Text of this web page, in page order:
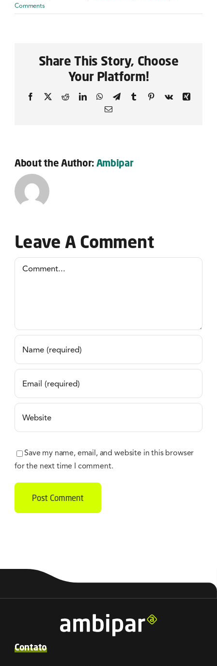
Comments
Share This Story, Choose
Your Platform!
Facebook
X RedditLinkedInWhatsApp
TelegramTumblr PinterestVk
Xing
Email
About the Author: Ambipar
Leave A Comment
Comment
Save my name, email, and website in this browser
for the next time I comment.
Contato